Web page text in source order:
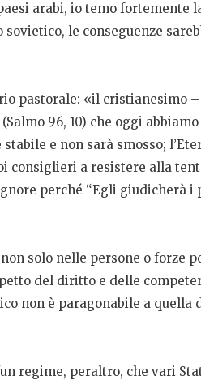
arabi, io temo fortemente
le conseguenze
pastorale: «il cristianesimo –
96, 10) che oggi
e non sarà smosso;
consiglieri a resistere alla
perché “Egli giudicherà i
solo nelle persone o forze
del diritto e delle
non è paragonabile a quella
regime, peraltro, che vari